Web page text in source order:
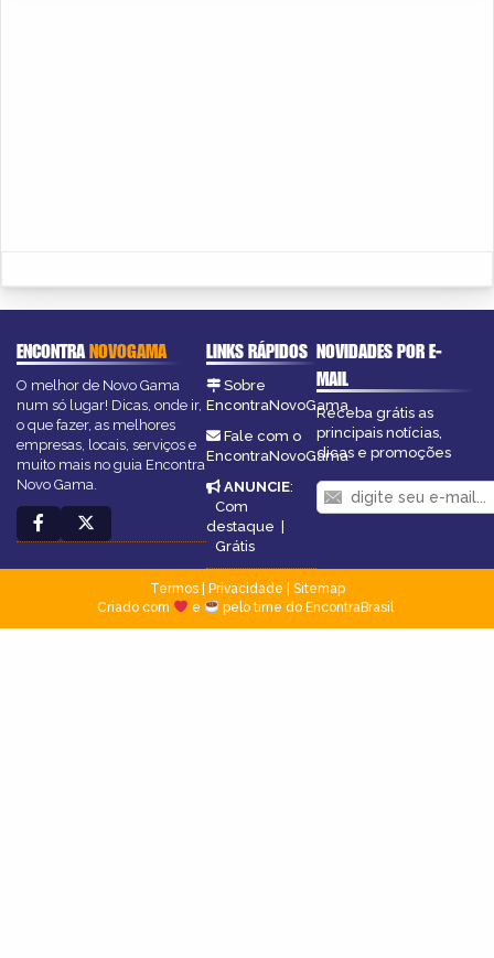
ENCONTRANOVOGAMA
O melhor de Novo Gama
num só lugar! Dicas, onde ir,
o que fazer, as melhores
empresas, locais, serviços e
muito mais no guia Encontra
Novo Gama.
LINKS RÁPIDOS
Sobre
EncontraNovoGama
Fale com o
EncontraNovoGama
ANUNCIE:
Com
destaque |
Grátis
NOVIDADES POR E-
MAIL
Receba grátis as
principais notícias,
dicas e promoções
Termos| Privacidade
Sitemap
Criado com
e pelo time do EncontraBrasil